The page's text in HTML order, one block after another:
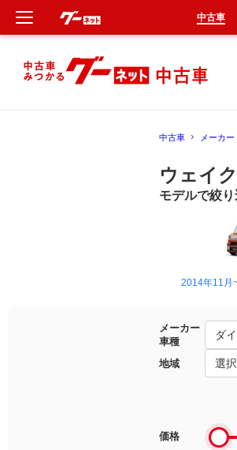
中古車 メーカ
ウェイ
モデルで絞
2014年11月
メーカー
車種
ダ
地域 選
価格
中古車
新車